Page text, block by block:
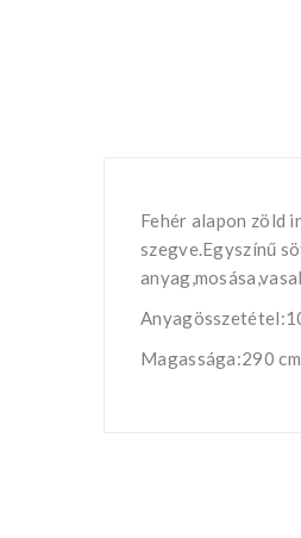
Fehér alapon zöld
szegve.Egyszínű
Magassága:290 cm